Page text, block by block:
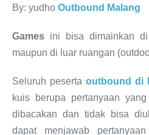
By: yudho Outbound Malang
Games ini bisa dimainkan
maupun di luar ruangan
Seluruh peserta outbound di
kuis berupa pertanyaan yang
dibacakan dan tidak bisa
dapat menjawab